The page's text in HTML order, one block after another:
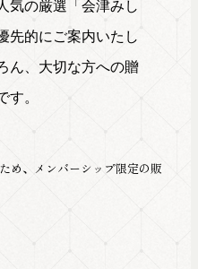
気の厳選「会津みし
先的にご案内いたし
ん、大切な方への贈
す。
め、メンバーシップ限定の販